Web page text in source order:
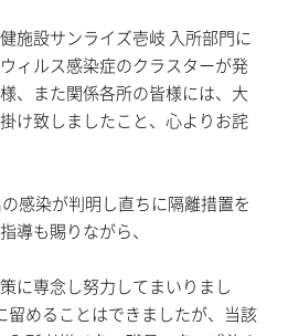
施設サンライズ壱岐 入所部門に
ィルス感染症のクラスターが発
、また関係各所の皆様には、大
け致しましたこと、心よりお詫
感染が判明し直ちに隔離措置を
導も賜りながら、
に専念し努力してまいりまし
留めることはできましたが、当該